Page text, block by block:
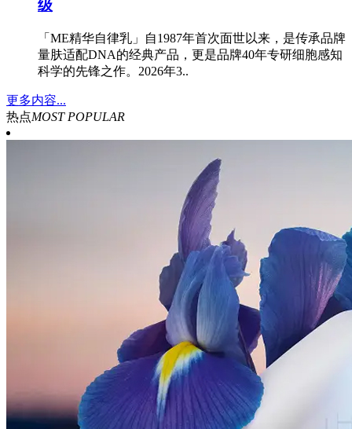
级
「ME精华自律乳」自1987年首次面世以来，是传承品牌
量肤适配DNA的经典产品，更是品牌40年专研细胞感知
科学的先锋之作。2026年3..
更多内容...
热点MOST POPULAR